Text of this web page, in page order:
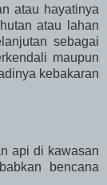
atau hayatinya
atau lahan
sebagai
maupun
kebakaran
api di kawasan
bencana